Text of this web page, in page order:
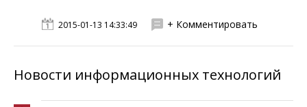
2015-01-13 14:33:49 + Комментировать
Новости информационных технологий